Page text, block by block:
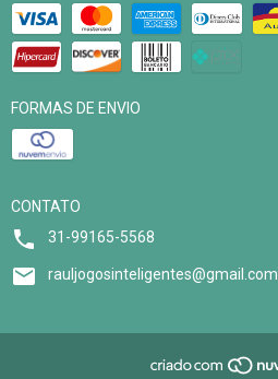
FORMAS DE ENVIO
CONTATO
31-99165-5568
rauljogosinteligentes@gmail.com